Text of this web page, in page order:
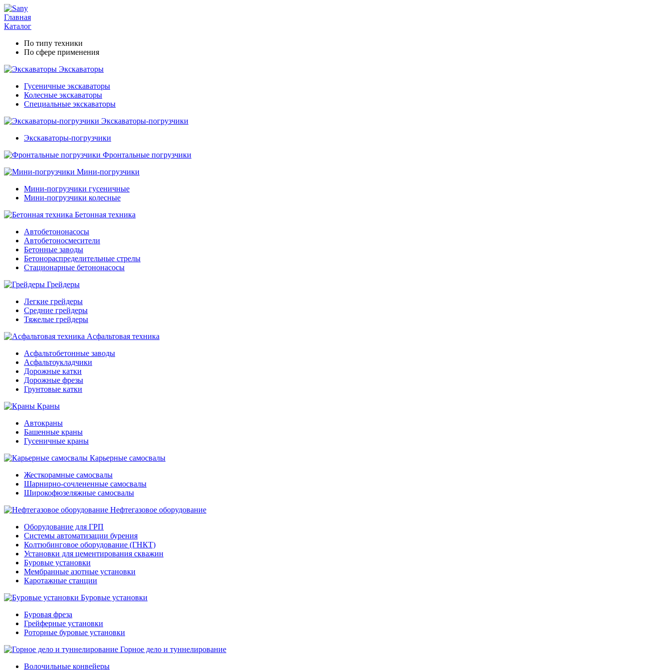
Главная
Каталог
По типу техники
По сфере применения
Экскаваторы
Гусеничные экскаваторы
Колесные экскаваторы
Специальные экскаваторы
Экскаваторы-погрузчики
Экскаваторы-погрузчики
Фронтальные погрузчики
Мини-погрузчики
Мини-погрузчики гусеничные
Мини-погрузчики колесные
Бетонная техника
Автобетононасосы
Автобетоносмесители
Бетонные заводы
Бетонораспределительные стрелы
Стационарные бетононасосы
Грейдеры
Легкие грейдеры
Средние грейдеры
Тяжелые грейдеры
Асфальтовая техника
Асфальтобетонные заводы
Асфальтоукладчики
Дорожные катки
Дорожные фрезы
Грунтовые катки
Краны
Автокраны
Башенные краны
Гусеничные краны
Карьерные самосвалы
Жесткорамные самосвалы
Шарнирно-сочлененные самосвалы
Широкофюзеляжные самосвалы
Нефтегазовое оборудование
Оборудование для ГРП
Системы автоматизации бурения
Колтюбинговое оборудование (ГНКТ)
Установки для цементирования скважин
Буровые установки
Мембранные азотные установки
Каротажные станции
Буровые установки
Буровая фреза
Грейферные установки
Роторные буровые установки
Горное дело и туннелирование
Волочильные конвейеры